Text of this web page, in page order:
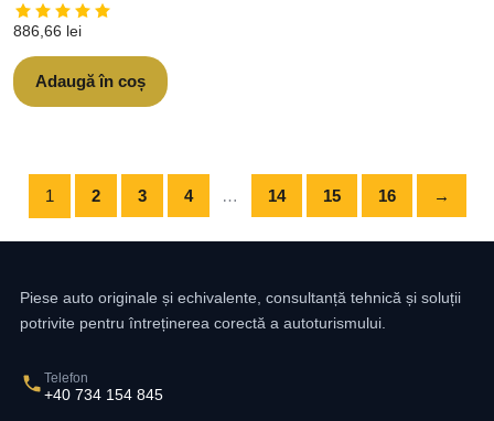
886,66 lei
Adaugă în coș
1 2 3 4 … 14 15 16 →
Piese auto originale și echivalente, consultanță tehnică și soluții
potrivite pentru întreținerea corectă a autoturismului.
Telefon
+40 734 154 845